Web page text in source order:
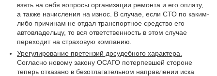
взять на себя вопросы организации ремонта и его оплату,
а также начисления на износ. В случае, если СТО по каким-
либо причинам не отдал транспортное средство его
автовладельцу, то вся ответственность в этом случае
переходит на страховую компанию.
Урегулирование претензий досудебного характера.
Согласно новому закону ОСАГО потерпевшей стороне
теперь отказано в безотлагательном направлении иска